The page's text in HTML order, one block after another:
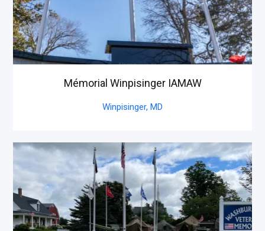
Mémorial Winpisinger IAMAW
Winpisinger, MD